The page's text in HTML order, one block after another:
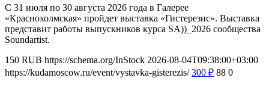
С 31 июля по 30 августа 2026 года в Галерее
«Краснохолмская» пройдет выставка «Гистерезис». Выставка
представит работы выпускников курса SA))_2026 сообщества
Soundartist.
150 RUB https://schema.org/InStock 2026-08-04T09:38:00+03:00
https://kudamoscow.ru/event/vystavka-gisterezis/ 300 ₽ 88 0